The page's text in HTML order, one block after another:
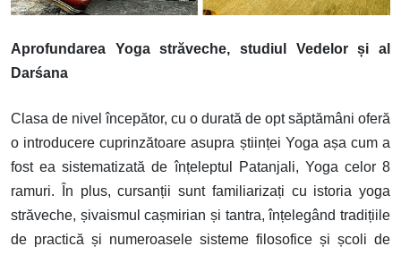
Aprofundarea Yoga străveche, studiul Vedelor și al
Darśana
Clasa de nivel începător, cu o durată de opt săptămâni oferă
o introducere cuprinzătoare asupra științei Yoga așa cum a
fost ea sistematizată de înțeleptul Patanjali, Yoga celor 8
ramuri. În plus, cursanții sunt familiarizați cu istoria yoga
străveche, șivaismul cașmirian și tantra, înțelegând tradițiile
de practică și numeroasele sisteme filosofice și școli de